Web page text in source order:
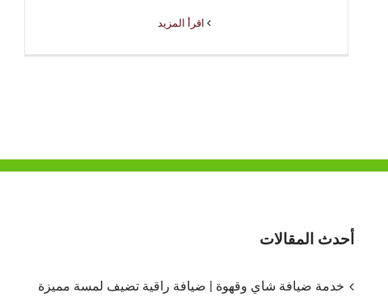
‫اقرأ المزيد
أحدث المقالات
خدمة ضيافة شاي وقهوة | ضيافة راقية تضيف لمسة مميزة